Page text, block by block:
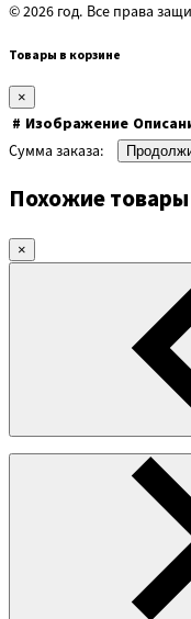
© 2026 год. Все права
Товары в корзине
×
# Изображение
Сумма заказа:
Похожие товары
×